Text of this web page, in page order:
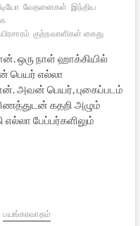
வேதனைகள் இந்திய
குற்றவாளிகள் கைது
ஒரு நாள் ஹாக்கியில்
பெயர் எல்லா
அவன் பெயர், புகைப்படம்
கதறி அழும்
பேப்பர்களிலும்
பயங்கரவாதம்